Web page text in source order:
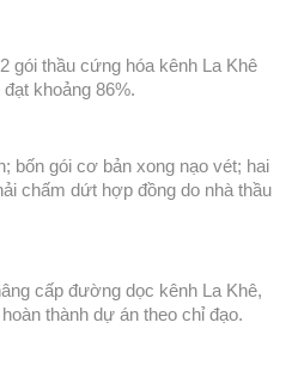
gói thầu cứng hóa kênh La Khê
khoảng 86%.
bốn gói cơ bản xong nạo vét; hai
chấm dứt hợp đồng do nhà thầu
cấp đường dọc kênh La Khê,
thành dự án theo chỉ đạo.